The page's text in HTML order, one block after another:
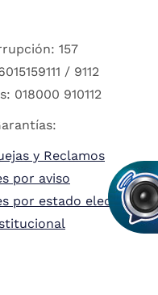
157
/ 9112
018000 910112
y Reclamos
por aviso
por estado electrónico